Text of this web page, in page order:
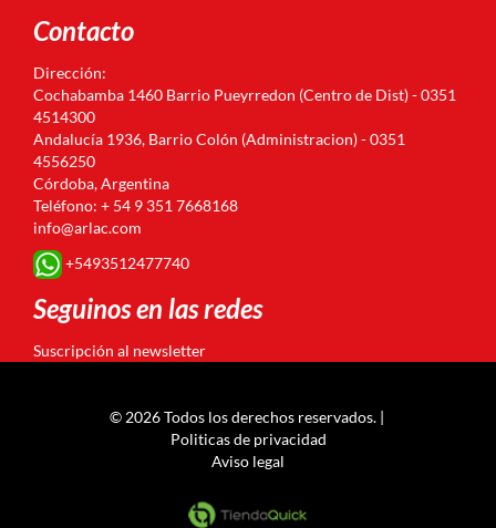
Contacto
Dirección:
Cochabamba 1460 Barrio Pueyrredon (Centro de Dist) - 0351
4514300
Andalucía 1936, Barrio Colón (Administracion) - 0351
4556250
Córdoba, Argentina
Teléfono: + 54 9 351 7668168
info@arlac.com
+5493512477740
Seguinos en las redes
Suscripción al newsletter
© 2026 Todos los derechos reservados. |
Politicas de privacidad
Aviso legal